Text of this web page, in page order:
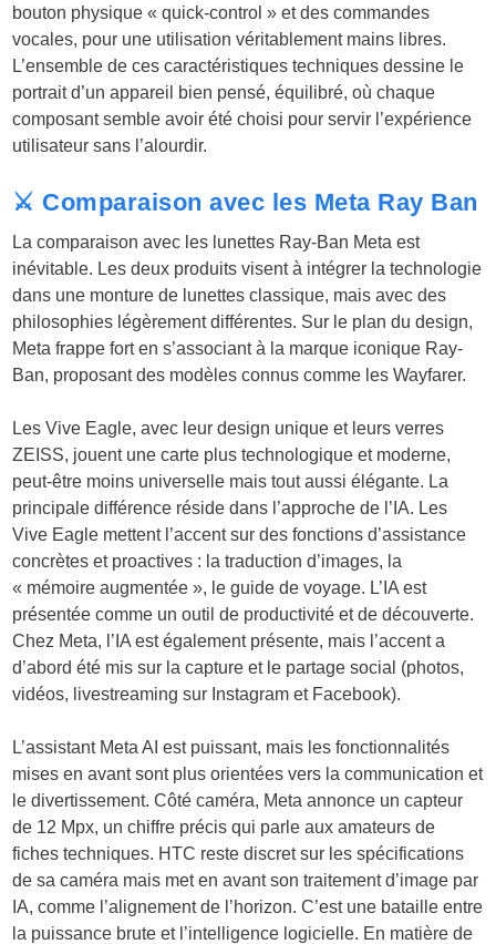
bouton physique « quick-control » et des commandes
vocales, pour une utilisation véritablement mains libres.
L’ensemble de ces caractéristiques techniques dessine le
portrait d’un appareil bien pensé, équilibré, où chaque
composant semble avoir été choisi pour servir l’expérience
utilisateur sans l’alourdir.
⚔️ Comparaison avec les Meta Ray Ban
La comparaison avec les lunettes Ray-Ban Meta est
inévitable. Les deux produits visent à intégrer la technologie
dans une monture de lunettes classique, mais avec des
philosophies légèrement différentes. Sur le plan du design,
Meta frappe fort en s’associant à la marque iconique Ray-
Ban, proposant des modèles connus comme les Wayfarer.
Les Vive Eagle, avec leur design unique et leurs verres
ZEISS, jouent une carte plus technologique et moderne,
peut-être moins universelle mais tout aussi élégante. La
principale différence réside dans l’approche de l’IA. Les
Vive Eagle mettent l’accent sur des fonctions d’assistance
concrètes et proactives : la traduction d’images, la
« mémoire augmentée », le guide de voyage. L’IA est
présentée comme un outil de productivité et de découverte.
Chez Meta, l’IA est également présente, mais l’accent a
d’abord été mis sur la capture et le partage social (photos,
vidéos, livestreaming sur Instagram et Facebook).
L’assistant Meta AI est puissant, mais les fonctionnalités
mises en avant sont plus orientées vers la communication et
le divertissement. Côté caméra, Meta annonce un capteur
de 12 Mpx, un chiffre précis qui parle aux amateurs de
fiches techniques. HTC reste discret sur les spécifications
de sa caméra mais met en avant son traitement d’image par
IA, comme l’alignement de l’horizon. C’est une bataille entre
la puissance brute et l’intelligence logicielle. En matière de